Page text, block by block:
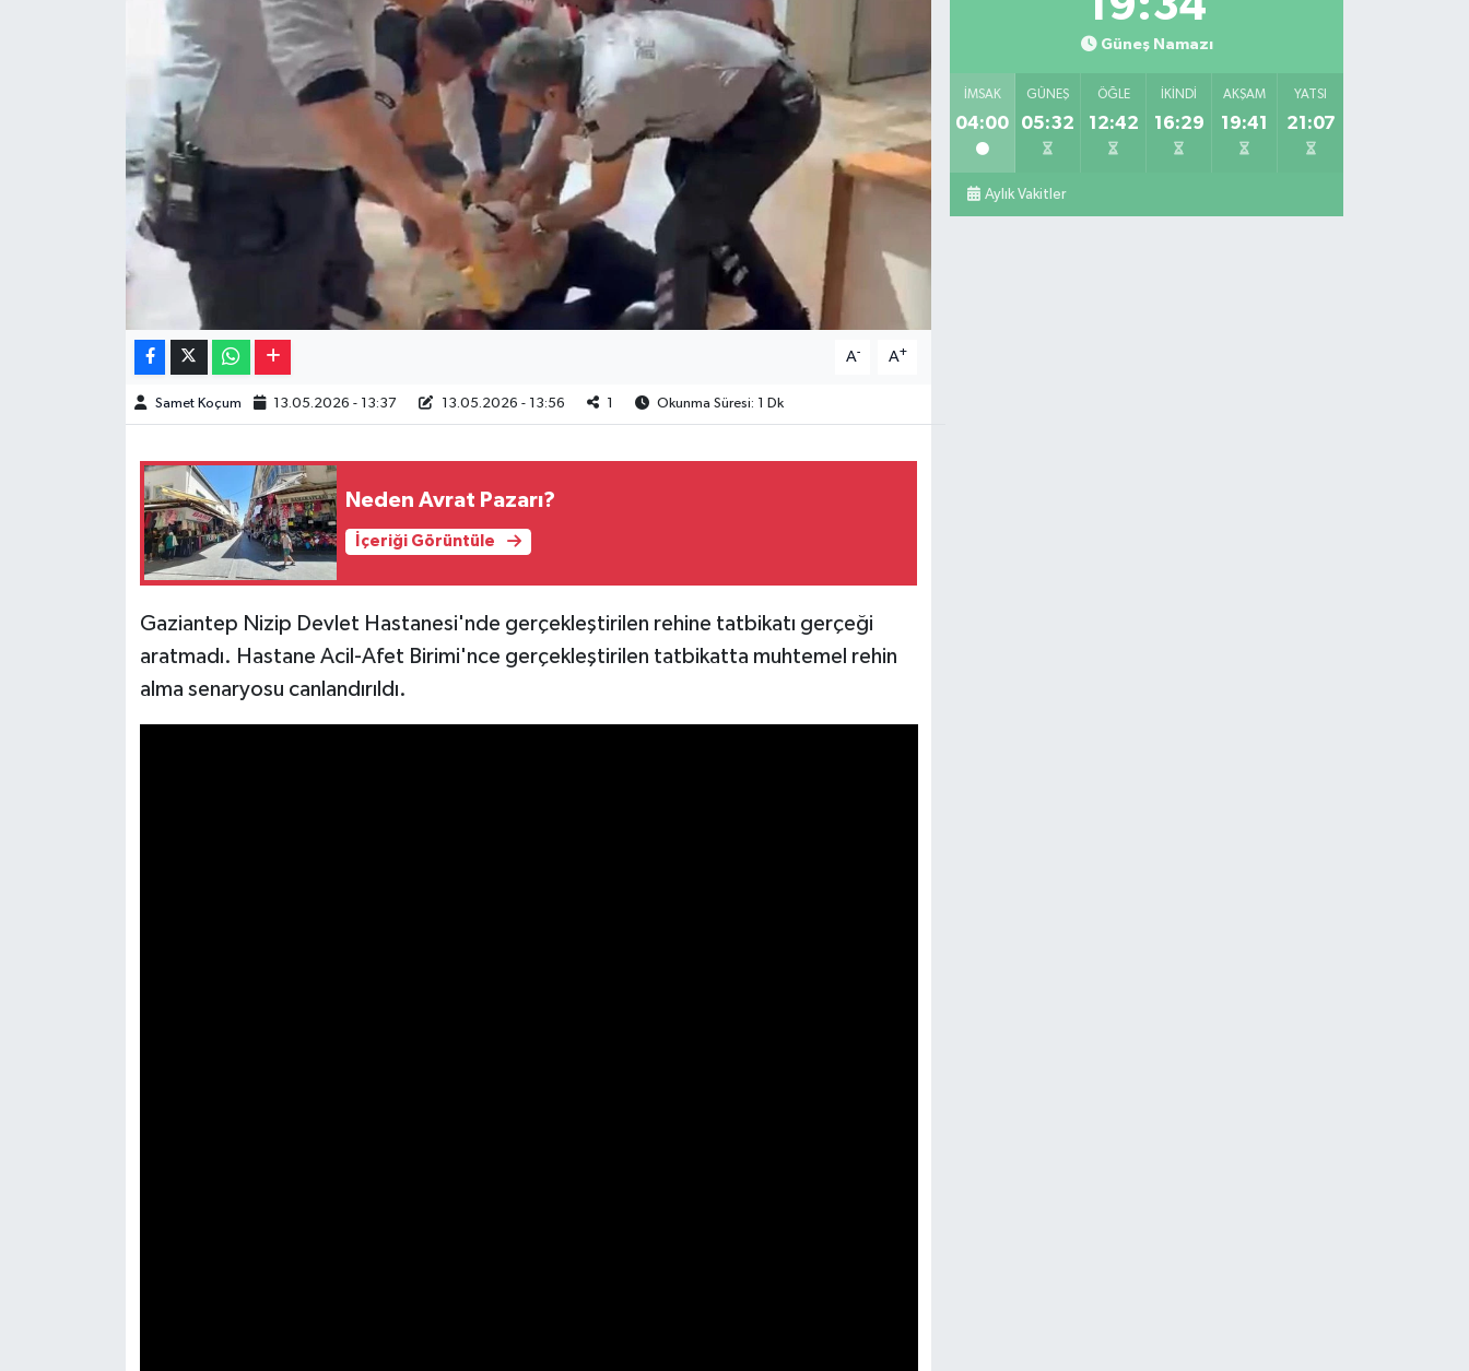
A- A+
Samet Koçum 13.05.2026 - 13:37 13.05.2026 - 13:56 Okunma Süresi: 1 Dk
Neden Avrat Pazarı?
İçeriği Görüntüle
Gaziantep Nizip Devlet Hastanesi'nde gerçekleştirilen rehine tatbikatı gerçeği
aratmadı. Hastane Acil-Afet Birimi'nce gerçekleştirilen tatbikatta muhtemel rehin
alma senaryosu canlandırıldı.
Güneş Namazı
İMSAK
04:00
GÜNEŞ
05:32
ÖĞLE
12:42
İKINDI
16:29
AKŞAM
19:41
YATSI
21:07
Aylık Vakitler
Resmi İlanlar
Sinemalar
Teknoloji
Video Haber
Yeme-İçme